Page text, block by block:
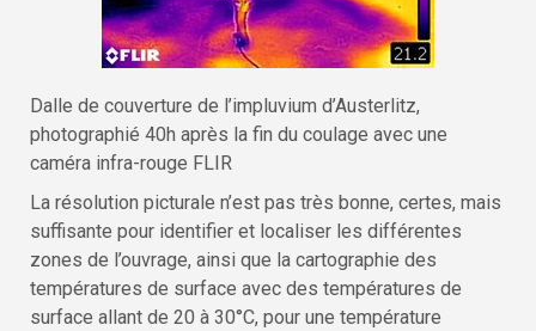
Dalle de couverture de l’impluvium d’Austerlitz,
photographié 40h après la fin du coulage avec une
caméra infra-rouge FLIR
La résolution picturale n’est pas très bonne, certes, mais
suffisante pour identifier et localiser les différentes
zones de l’ouvrage, ainsi que la cartographie des
températures de surface avec des températures de
surface allant de 20 à 30°C, pour une température